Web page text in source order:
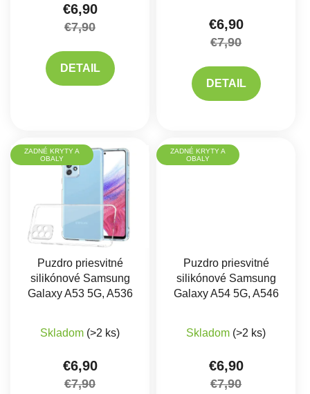
€6,90
€7,90
DETAIL
€6,90
€7,90
DETAIL
ZADNÉ KRYTY A
OBALY
Puzdro priesvitné
silikónové Samsung
Galaxy A53 5G, A536
Skladom (>2 ks)
€6,90
€7,90
ZADNÉ KRYTY A
OBALY
Puzdro priesvitné
silikónové Samsung
Galaxy A54 5G, A546
Skladom (>2 ks)
€6,90
€7,90